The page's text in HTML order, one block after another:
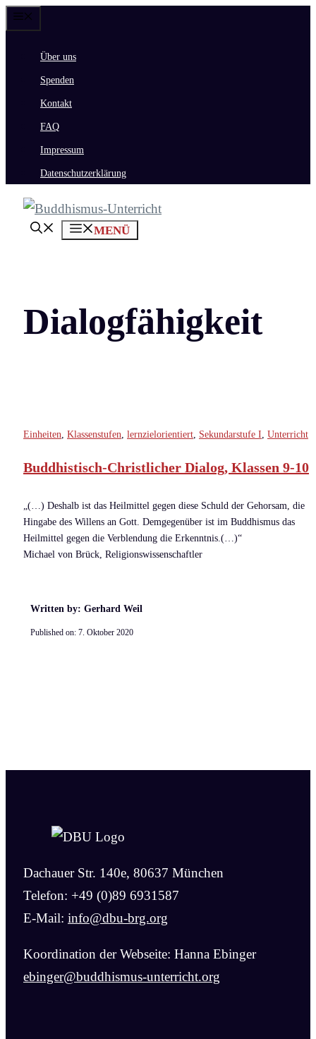
Zum
springenÜber uns
Spenden
Kontakt
FAQ
Impressum
Datenschutzerklärung
MENÜ
Dialogfähigkeit
Einheiten Klassenstufen lernzielorientiert Sekundarstufe I Unterricht
Buddhistisch-Christlicher Dialog, Klassen 9-10
„(…) Deshalb ist das Heilmittel gegen diese Schuld der Gehorsam, die
Hingabe des Willens an Gott. Demgegenüber ist im Buddhismus das
Heilmittel gegen die Verblendung die Erkenntnis.(…)“
Michael von Brück, Religionswissenschaftler
Written by: Gerhard Weil
Published on: 7. Oktober 2020
Dachauer Str. 140e, 80637 München
Telefon: +49 (0)89 6931587
E-Mail: info@dbu-brg.org
Koordination der Webseite: Hanna Ebinger
ebinger@buddhismus-unterricht.org